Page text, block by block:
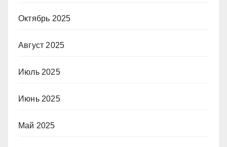
Октябрь 2025
Август 2025
Июль 2025
Июнь 2025
Май 2025